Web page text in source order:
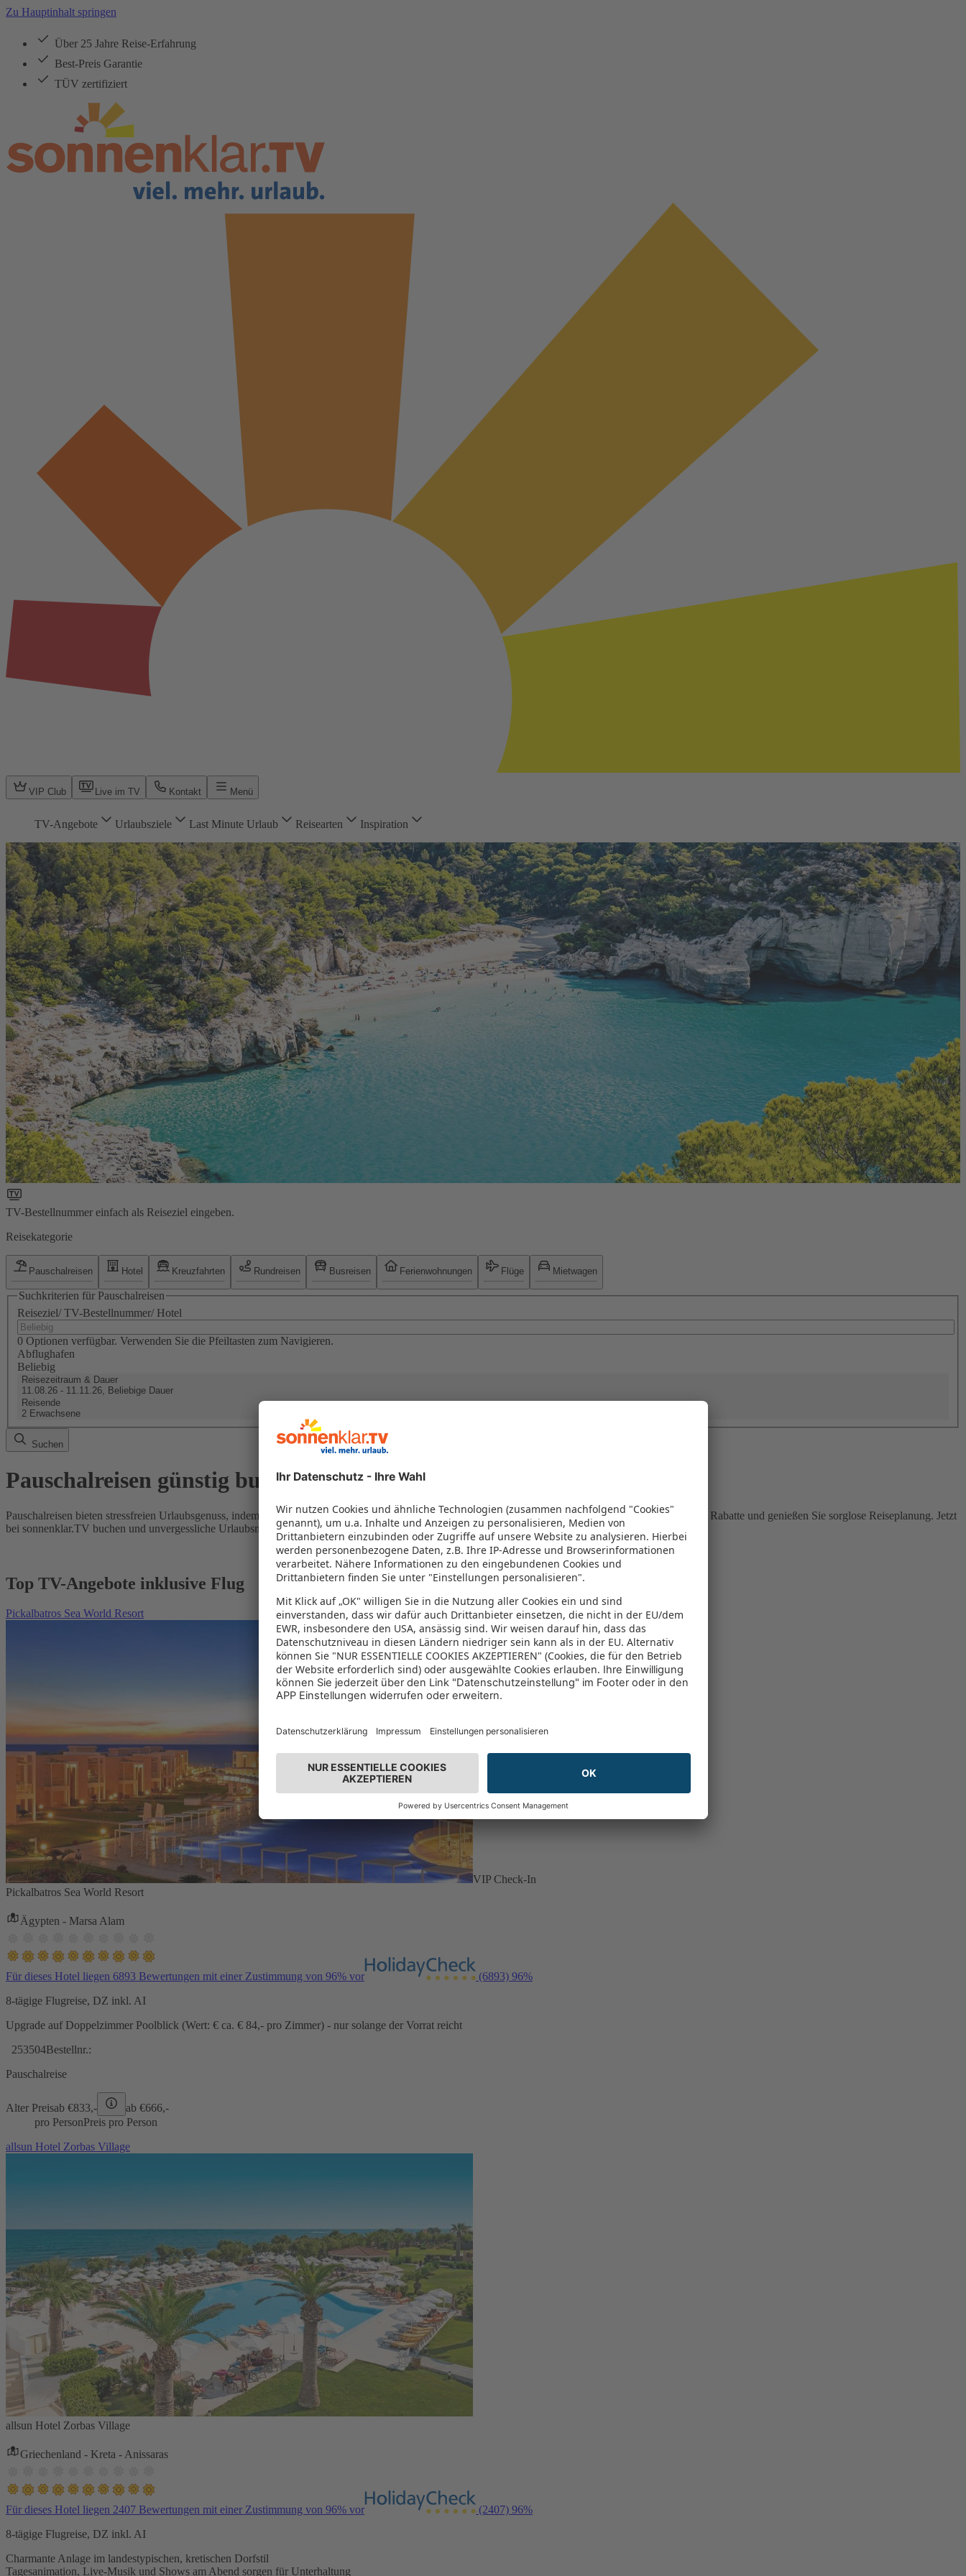
Zu Hauptinhalt springen
Über 25 Jahre Reise-Erfahrung
Best-Preis Garantie
TÜV zertifiziert
VIP Club Live im TV Kontakt Menü
TV-Angebote Urlaubsziele Last Minute Urlaub Reisearten Inspiration
TV-Bestellnummer einfach als Reiseziel eingeben.
Reisekategorie
Pauschalreisen Hotel Kreuzfahrten Rundreisen Busreisen Ferienwohnungen Flüge Mietwagen
Suchkriterien für Pauschalreisen
Reiseziel/ TV-Bestellnummer/ Hotel
0 Optionen verfügbar. Verwenden Sie die Pfeiltasten zum Navigieren.
Abflughafen
Beliebig
Reisezeitraum & Dauer
11.08.26 - 11.11.26, Beliebige Dauer
Reisende
2 Erwachsene
Suchen
Pauschalreisen günstig buchen
Pauschalreisen bieten stressfreien Urlaubsgenuss, indem Flug und Hotel in einem Paket kombiniert werden – das spart Zeit und Geld. Nutzen Sie attraktive Rabatte und genießen Sie sorglose Reiseplanung. Jetzt
bei sonnenklar.TV buchen und unvergessliche Urlaubsmomente erleben!
Top TV-Angebote inklusive Flug
Pickalbatros Sea World Resort
VIP Check-In
Pickalbatros Sea World Resort
Ägypten - Marsa Alam
Für dieses Hotel liegen 6893 Bewertungen mit einer Zustimmung von 96% vor (6893) 96%
8-tägige Flugreise, DZ inkl. AI
Upgrade auf Doppelzimmer Poolblick (Wert: € ca. € 84,- pro Zimmer) - nur solange der Vorrat reicht
253504Bestellnr.:
Pauschalreise
Alter Preisab €833,- ab €666,-
pro PersonPreis pro Person
allsun Hotel Zorbas Village
allsun Hotel Zorbas Village
Griechenland - Kreta - Anissaras
Für dieses Hotel liegen 2407 Bewertungen mit einer Zustimmung von 96% vor (2407) 96%
8-tägige Flugreise, DZ inkl. AI
Charmante Anlage im landestypischen, kretischen Dorfstil
Tagesanimation, Live-Musik und Shows am Abend sorgen für Unterhaltung